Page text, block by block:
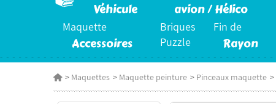
Véhicule avion / Hélico
Maquette
Accessoires
Briques
Puzzle
Fin de
Rayon
> Maquettes > Maquette peinture > Pinceaux maquette >